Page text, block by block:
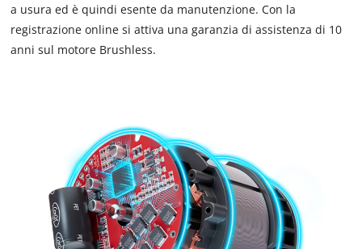
a usura ed è quindi esente da manutenzione. Con la
registrazione online si attiva una garanzia di assistenza di 10
anni sul motore Brushless.